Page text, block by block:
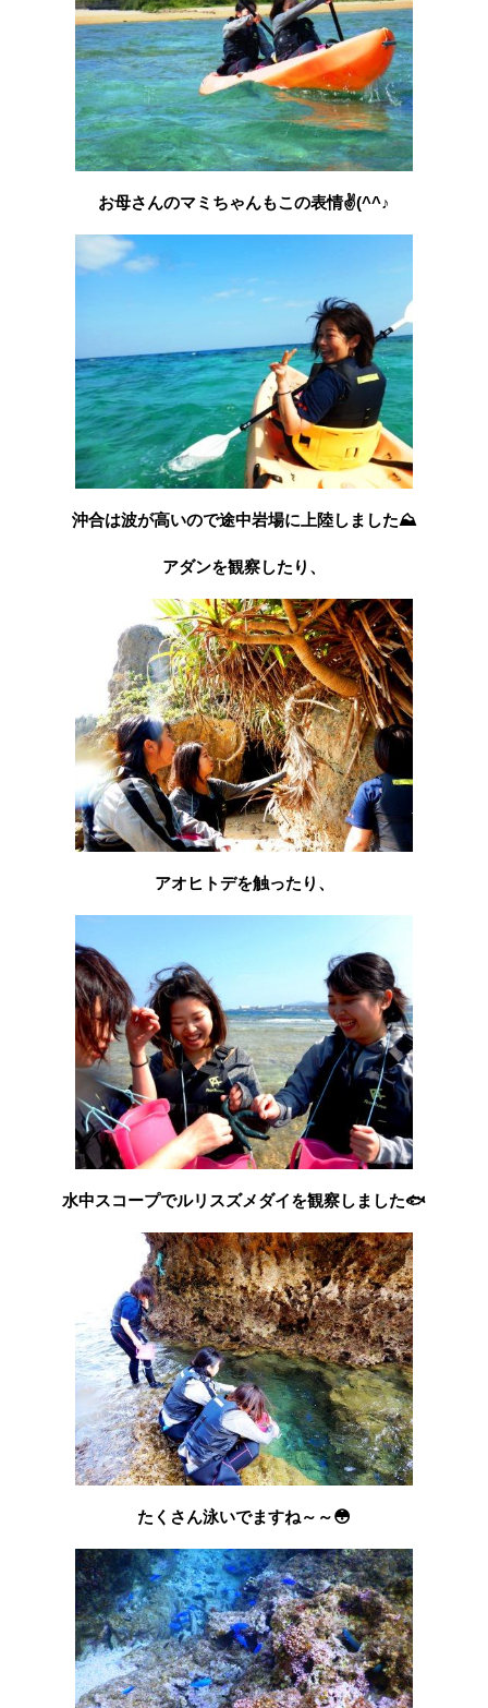
お母さんのマミちゃんもこの表情✌(^^♪
沖合は波が高いので途中岩場に上陸しました⛰
アダンを観察したり、
アオヒトデを触ったり、
水中スコープでルリスズメダイを観察しました🐟
たくさん泳いでますね～～😳